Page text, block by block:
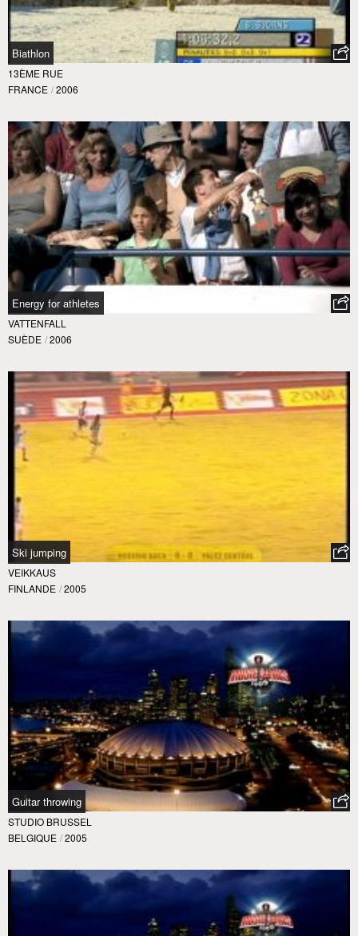
Biathlon
13ÈME RUE
FRANCE / 2006
Energy for athletes
VATTENFALL
SUÈDE / 2006
Ski jumping
VEIKKAUS
FINLANDE / 2005
Guitar throwing
STUDIO BRUSSEL
BELGIQUE / 2005